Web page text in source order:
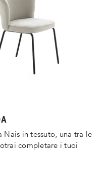
Nais in tessuto, una tra le
completare i tuoi